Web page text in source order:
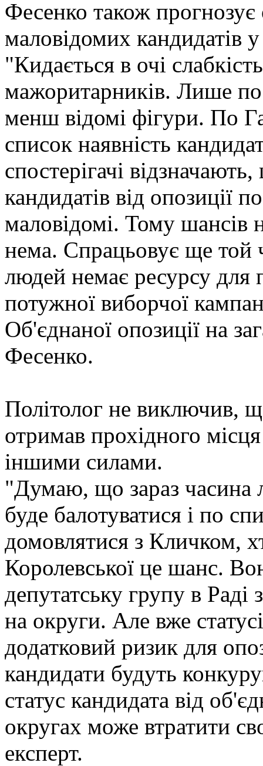
Фесенко також прогнозує
маловідомих кандидатів
"Кидається в очі
мажоритарників. Лише по
менш відомі фігури. По
список наявність
спостерігачі
кандидатів від опозиції
маловідомі. Тому шансів
нема. Спрацьовує ще той
людей немає ресурсу для
потужної виборчої
Об'єднаної опозиції на
Фесенко.
Політолог не виключив,
отримав прохідного
іншими силами.
"Думаю, що зараз часина
буде балотуватися і по
домовлятися з Кличком,
Королевської це шанс.
депутатську групу в Раді
на округи. Але вже
додатковий ризик для
кандидати будуть
статус кандидата від
округах може втратити
експерт.